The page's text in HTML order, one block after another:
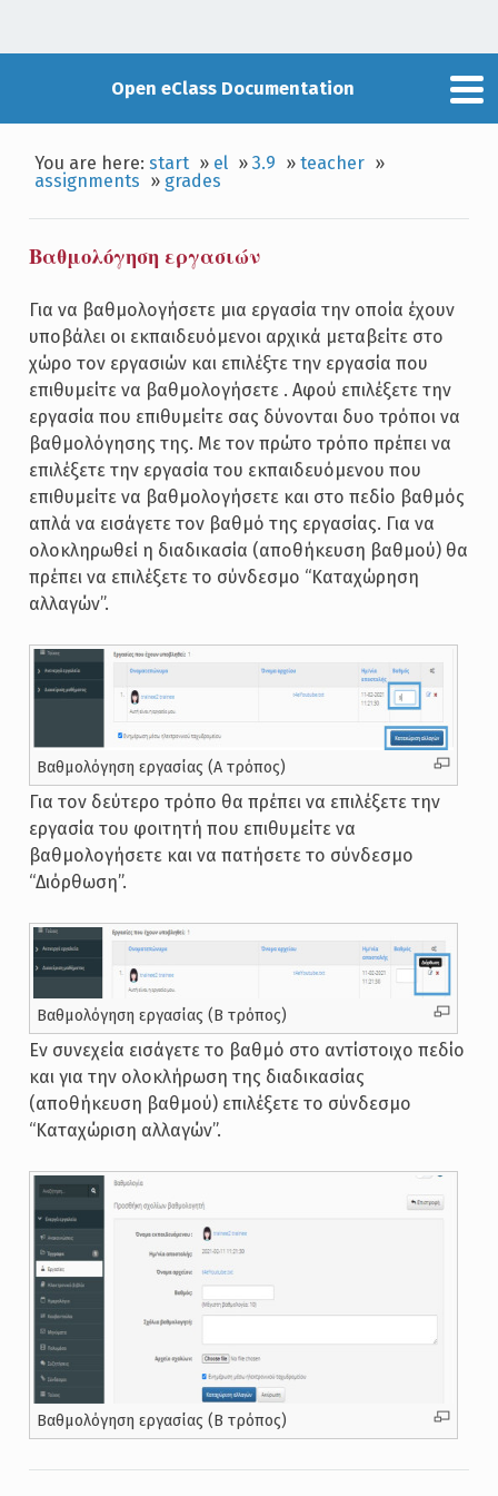
Open eClass Documentation
You are here:start » el »3.9 »teacher »
assignments » grades
Βαθμολόγηση εργασιών
Για να βαθμολογήσετε μια εργασία την οποία έχουν
υποβάλει οι εκπαιδευόμενοι αρχικά μεταβείτε στο
χώρο τον εργασιών και επιλέξτε την εργασία που
επιθυμείτε να βαθμολογήσετε . Αφού επιλέξετε την
εργασία που επιθυμείτε σας δύνονται δυο τρόποι να
βαθμολόγησης της. Με τον πρώτο τρόπο πρέπει να
επιλέξετε την εργασία του εκπαιδευόμενου που
επιθυμείτε να βαθμολογήσετε και στο πεδίο βαθμός
απλά να εισάγετε τον βαθμό της εργασίας. Για να
ολοκληρωθεί η διαδικασία (αποθήκευση βαθμού) θα
πρέπει να επιλέξετε το σύνδεσμο “Καταχώρηση
αλλαγών”.
Βαθμολόγηση εργασίας (Α τρόπος)
Για τον δεύτερο τρόπο θα πρέπει να επιλέξετε την
εργασία του φοιτητή που επιθυμείτε να
βαθμολογήσετε και να πατήσετε το σύνδεσμο
“Διόρθωση”.
Βαθμολόγηση εργασίας (Β τρόπος)
Εν συνεχεία εισάγετε το βαθμό στο αντίστοιχο πεδίο
και για την ολοκλήρωση της διαδικασίας
(αποθήκευση βαθμού) επιλέξετε το σύνδεσμο
“Καταχώριση αλλαγών”.
Βαθμολόγηση εργασίας (Β τρόπος)